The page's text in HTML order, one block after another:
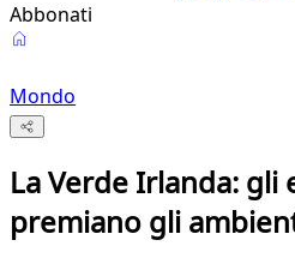
Abbonati
Mondo
La Verde Irlanda: gli
premiano gli